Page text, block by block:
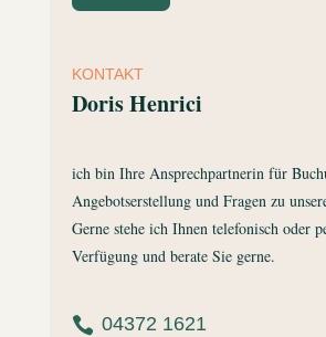
KONTAKT
Doris Henrici
ich bin Ihre Ansprechpartnerin für
Angebotserstellung und Fragen zu
Gerne stehe ich Ihnen telefonisch oder
Verfügung und berate Sie gerne.
 04372 1621